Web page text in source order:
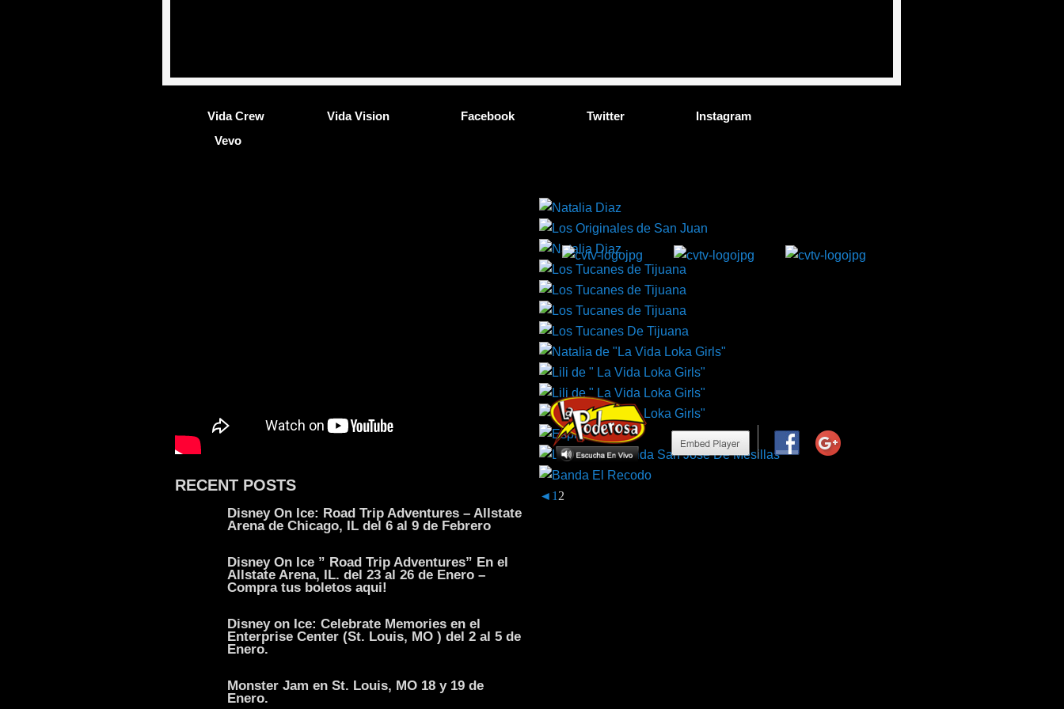
Vida Crew Vida Vision Facebook Twitter
Instagram
Vevo
RECENT POSTS
Disney On Ice: Road Trip Adventures – Allstate
Arena de Chicago, IL del 6 al 9 de Febrero
Disney On Ice ” Road Trip Adventures” En el
Allstate Arena, IL. del 23 al 26 de Enero –
Compra tus boletos aqui!
Disney on Ice: Celebrate Memories en el
Enterprise Center (St. Louis, MO ) del 2 al 5 de
Enero.
Monster Jam en St. Louis, MO 18 y 19 de
Enero.
◄ 1 2